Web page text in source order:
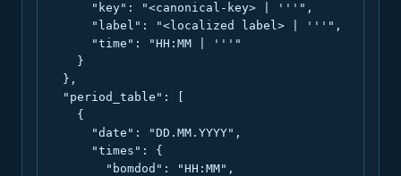
      "key": "<canonical-key> | '''",
      "label": "<localized label> | '''",
      "time": "HH:MM | '''"
    }
  },
  "period_table": [
    {
      "date": "DD.MM.YYYY",
      "times": {
        "bomdod": "HH:MM",